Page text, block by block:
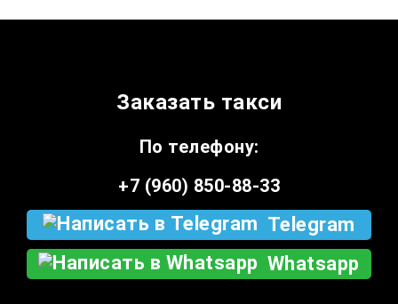
Заказать такси
По телефону:
+7 (960) 850-88-33
Telegram
Whatsapp